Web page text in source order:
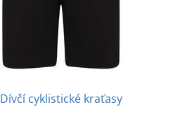
Dívčí cyklistické kraťasy